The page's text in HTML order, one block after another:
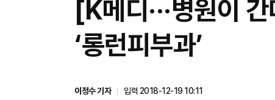
[K메디···병원이
‘롱런피부과’
이정수 기자
입력 2018-12-19 10:11